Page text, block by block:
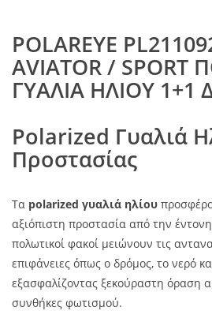
POLAREYE
AVIATOR / SPORT
ΓΥΑΛΙΑ ΗΛΙΟΥ 1+1
Polarized Γυαλιά
Προστασίας
Τα polarized γυαλιά ηλίου
αξιόπιστη προστασία από την
πολωτικοί φακοί μειώνουν τις
επιφάνειες όπως ο δρόμος, το νερό
εξασφαλίζοντας ξεκούραστη όραση
συνθήκες φωτισμού.